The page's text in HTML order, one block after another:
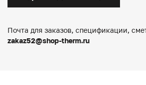
Почта для заказов, спецификации,
zakaz52@shop-therm.ru